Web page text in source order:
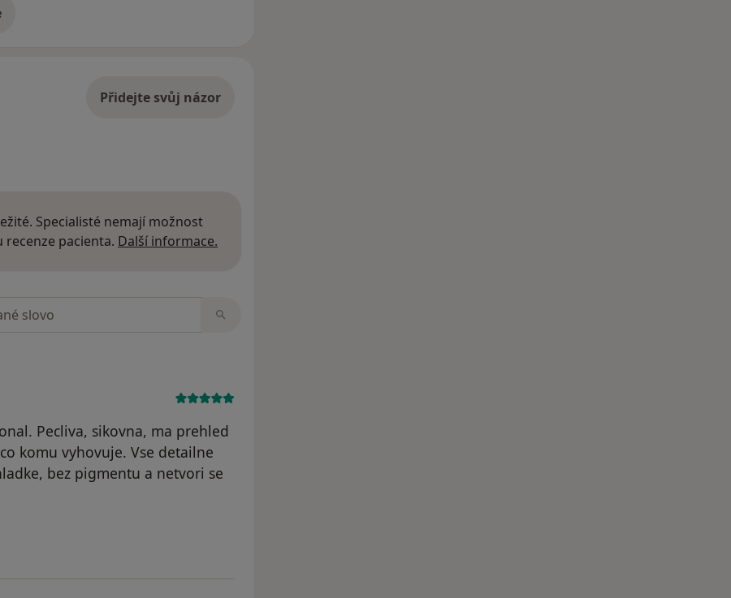
Přidejte svůj názor
Specialisté nemají možnost
pacienta. Další informace.
Pecliva, sikovna, ma prehled
komu vyhovuje. Vse detailne
bez pigmentu a netvori se
Marie N.